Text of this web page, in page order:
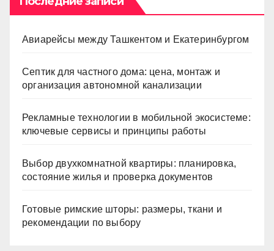
Авиарейсы между Ташкентом и Екатеринбургом
Септик для частного дома: цена, монтаж и
организация автономной канализации
Рекламные технологии в мобильной экосистеме:
ключевые сервисы и принципы работы
Выбор двухкомнатной квартиры: планировка,
состояние жилья и проверка документов
Готовые римские шторы: размеры, ткани и
рекомендации по выбору